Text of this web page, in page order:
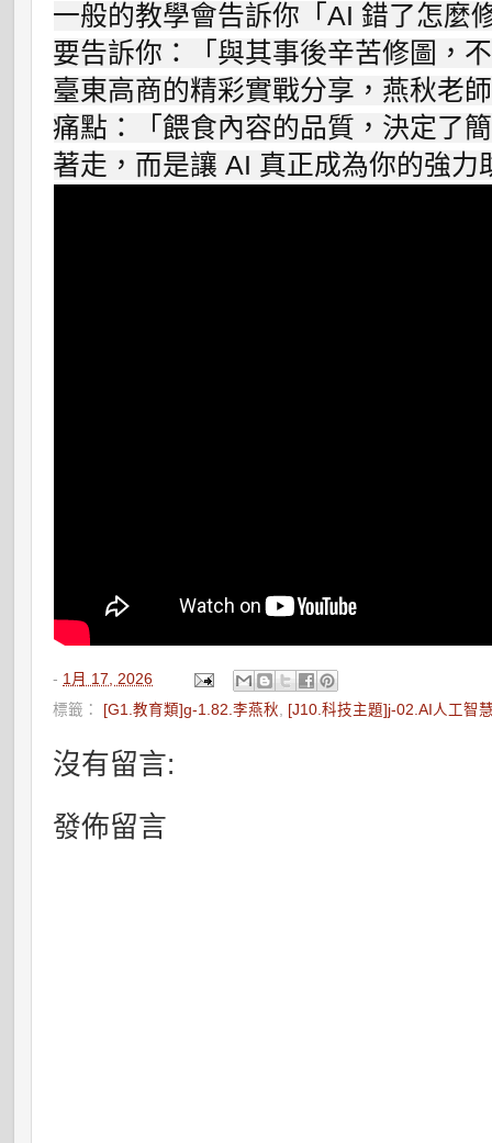
一般的教學會告訴你「AI 錯了怎麼
要告訴你：「與其事後辛苦修圖，
臺東高商的精彩實戰分享，燕秋老
痛點：「餵食內容的品質，決定了
著走，而是讓 AI 真正成為你的強力
- 1月 17, 2026
標籤： [G1.教育類]g-1.82.李燕秋 [J10.科技主題]j-02.AI人工智
沒有留言:
發佈留言